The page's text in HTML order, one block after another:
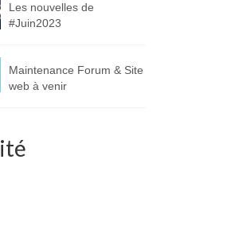
Les nouvelles de
#Juin2023
Maintenance Forum & Site
web à venir